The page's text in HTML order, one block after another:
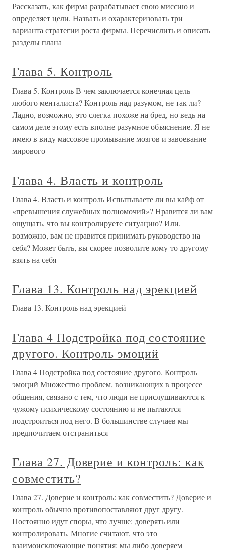
Рассказать, как фирма разрабатывает свою миссию и
определяет цели. Назвать и охарактеризовать три
варианта стратегии роста фирмы. Перечислить и описать
разделы плана
Глава 5. Контроль
Глава 5. Контроль В чем заключается конечная цель
любого менталиста? Контроль над разумом, не так ли?
Ладно, возможно, это слегка похоже на бред, но ведь на
самом деле этому есть вполне разумное объяснение. Я не
имею в виду массовое промывание мозгов и завоевание
мирового
Глава 4. Власть и контроль
Глава 4. Власть и контроль Испытываете ли вы кайф от
«превышения служебных полномочий»? Нравится ли вам
ощущать, что вы контролируете ситуацию? Или,
возможно, вам не нравится принимать руководство на
себя? Может быть, вы скорее позволите кому-то другому
взять на себя
Глава 13. Контроль над эрекцией
Глава 13. Контроль над эрекцией
Глава 4 Подстройка под состояние
другого. Контроль эмоций
Глава 4 Подстройка под состояние другого. Контроль
эмоций Множество проблем, возникающих в процессе
общения, связано с тем, что люди не прислушиваются к
чужому психическому состоянию и не пытаются
подстроиться под него. В большинстве случаев мы
предпочитаем отстраниться
Глава 27. Доверие и контроль: как
совместить?
Глава 27. Доверие и контроль: как совместить? Доверие и
контроль обычно противопоставляют друг другу.
Постоянно идут споры, что лучше: доверять или
контролировать. Многие считают, что это
взаимоисключающие понятия: мы либо доверяем